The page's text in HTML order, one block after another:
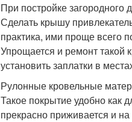
При постройке загородного
Сделать крышу
практика, ими проще всего
Упрощается и ремонт такой
установить заплатки в
Рулонные кровельные
Такое покрытие удобно как
прекрасно приживается и